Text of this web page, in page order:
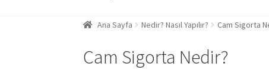
Ana Sayfa Nedir? Nasıl Yapılır? Cam Sigorta
Cam Sigorta Nedir?